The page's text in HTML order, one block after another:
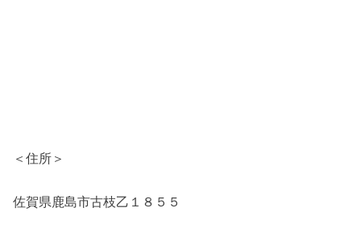
＜住所＞
佐賀県鹿島市古枝乙１８５５